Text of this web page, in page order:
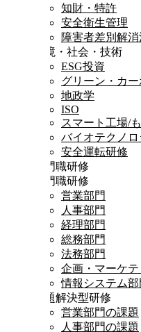
知財・特許
安全衛生管理
障害者差別解
環境・社会・技術
ESG投資
グリーン・カ
地政学
ISO
スマート工場/
バイオテクノロ
安全運転研修
専門職研修
専門職研修
営業部門
人事部門
経理部門
総務部門
法務部門
企画・マーケ
情報システム部
課題解決型研修
営業部門の課題
人事部門の課題